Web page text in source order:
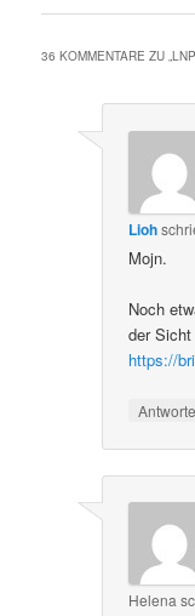
36 KOMMENTARE ZU „
Lioh
Mojn.
Noch
der
https://
Helena